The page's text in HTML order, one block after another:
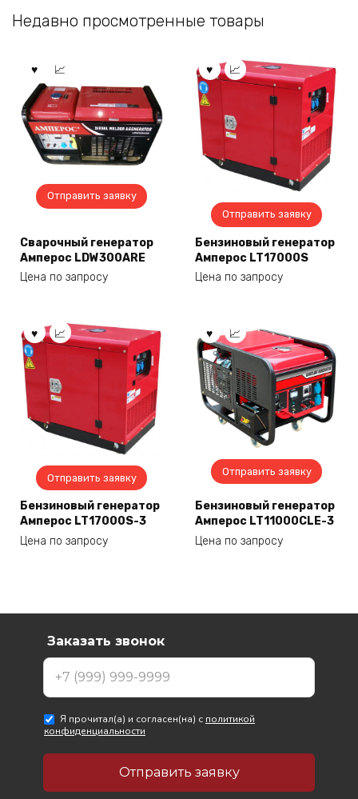
Недавно просмотренные товары
Отправить заявку
Сварочный генератор
Амперос LDW300ARE
Цена по запросу
Отправить заявку
Бензиновый генератор
Амперос LT17000S
Цена по запросу
Отправить заявку
Бензиновый генератор
Амперос LT17000S-3
Цена по запросу
Отправить заявку
Бензиновый генератор
Амперос LT11000CLE-3
Цена по запросу